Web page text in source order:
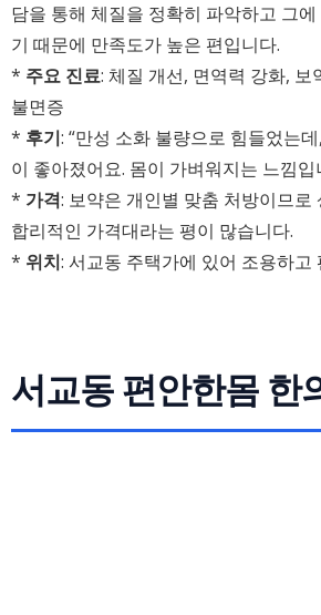
담을 통해 체질을 정확히 파악하고 그
기 때문에 만족도가 높은 편입니다.
* 주요 진료: 체질 개선, 면역력 강화, 보
불면증
* 후기: “만성 소화 불량으로 힘들었는
이 좋아졌어요. 몸이 가벼워지는 느낌입
* 가격: 보약은 개인별 맞춤 처방이므로
합리적인 가격대라는 평이 많습니다.
* 위치: 서교동 주택가에 있어 조용하고
서교동 편안한몸 한